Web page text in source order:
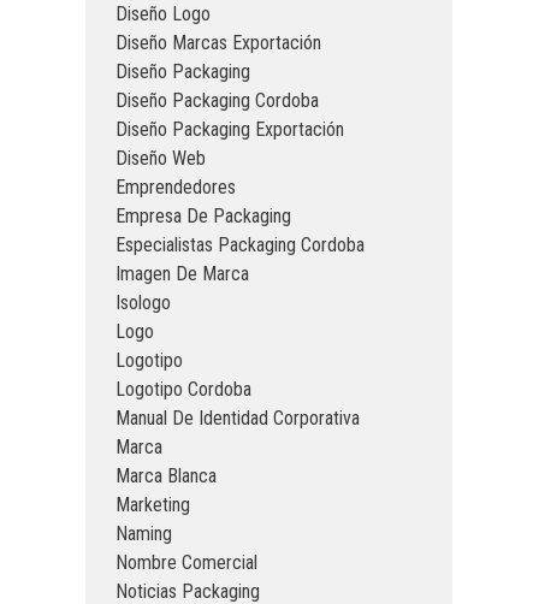
Diseño Logo
Diseño Marcas Exportación
Diseño Packaging
Diseño Packaging Cordoba
Diseño Packaging Exportación
Diseño Web
Emprendedores
Empresa De Packaging
Especialistas Packaging Cordoba
Imagen De Marca
Isologo
Logo
Logotipo
Logotipo Cordoba
Manual De Identidad Corporativa
Marca
Marca Blanca
Marketing
Naming
Nombre Comercial
Noticias Packaging